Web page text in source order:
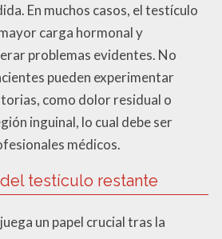
En muchos casos, el testículo
carga hormonal y
problemas evidentes. No
pueden experimentar
como dolor residual o
inguinal, lo cual debe ser
médicos.
testículo restante
un papel crucial tras la